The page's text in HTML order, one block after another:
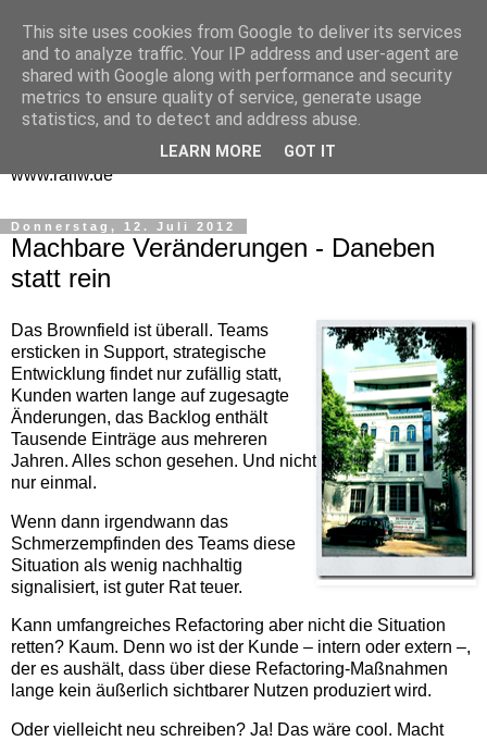
One Man Think Tank
Gedanken
Spontanes und Überlegtes aus meinem "Denkraum" -
www.ralfw.de
Donnerstag, 12. Juli 2012
Machbare Veränderungen - Daneben
statt rein
Das Brownfield ist überall. Teams
ersticken in Support, strategische
Entwicklung findet nur zufällig statt,
Kunden warten lange auf zugesagte
Änderungen, das Backlog enthält
Tausende Einträge aus mehreren
Jahren. Alles schon gesehen. Und nicht
nur einmal.
Wenn dann irgendwann das
Schmerzempfinden des Teams diese
Situation als wenig nachhaltig
signalisiert, ist guter Rat teuer.
Kann umfangreiches Refactoring aber nicht die Situation
retten? Kaum. Denn wo ist der Kunde – intern oder extern –,
der es aushält, dass über diese Refactoring-Maßnahmen
lange kein äußerlich sichtbarer Nutzen produziert wird.
Oder vielleicht neu schreiben? Ja! Das wäre cool. Macht
This site uses cookies from Google to deliver its services
and to analyze traffic. Your IP address and user-agent are
shared with Google along with performance and security
metrics to ensure quality of service, generate usage
statistics, and to detect and address abuse.
LEARN MORE GOT IT